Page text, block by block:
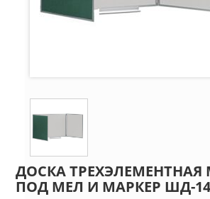
ДОСКА ТРЕХЭЛЕМЕНТНАЯ
ПОД МЕЛ И МАРКЕР ШД-14